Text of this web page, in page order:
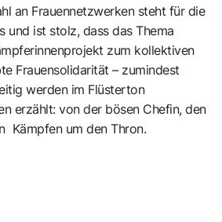
an Frauennetzwerken steht für die
und ist stolz, dass das Thema
zum kollektiven
Frauensolidarität – zumindest
werden im Flüsterton
erzählt: von der bösen Chefin, den
Kämpfen um den Thron.